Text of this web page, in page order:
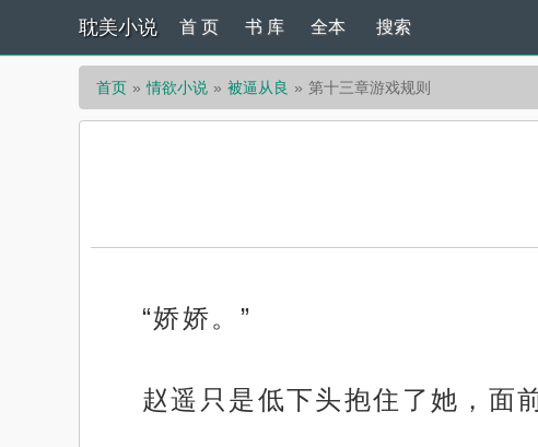
耽美小说 首 页 书 库 全本 搜索
首页 情欲小说 被逼从良 第十三章游戏规则
“娇娇。”
赵遥只是低下头抱住了她，